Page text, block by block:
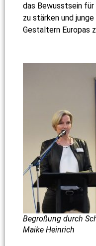
das Bewusstsein
zu stärken und
Gestaltern Europas
Begroßung durch
Maike Heinrich